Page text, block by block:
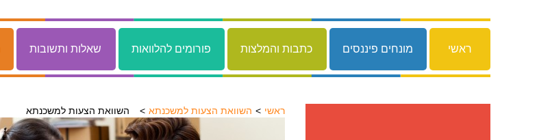
ראשי מונחים פיננסים כתבות והמלצות פורומים להלוואות שאלות ותשובות
ראשי השוואת הצעות למשכנתא השוואת הצעות למשכנתא